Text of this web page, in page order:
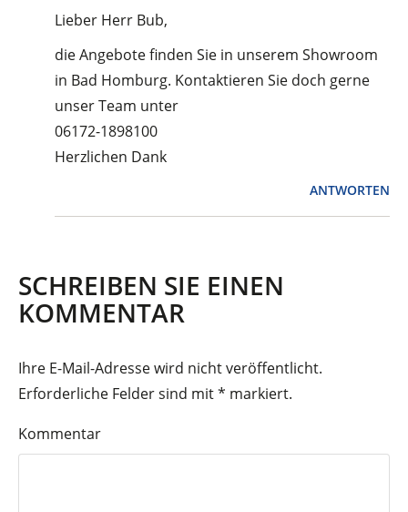
Lieber Herr Bub,
die Angebote finden Sie in unserem Showroom
in Bad Homburg. Kontaktieren Sie doch gerne
unser Team unter
06172-1898100
Herzlichen Dank
ANTWORTEN
SCHREIBEN SIE EINEN
KOMMENTAR
Ihre E-Mail-Adresse wird nicht veröffentlicht.
Erforderliche Felder sind mit* markiert.
Kommentar